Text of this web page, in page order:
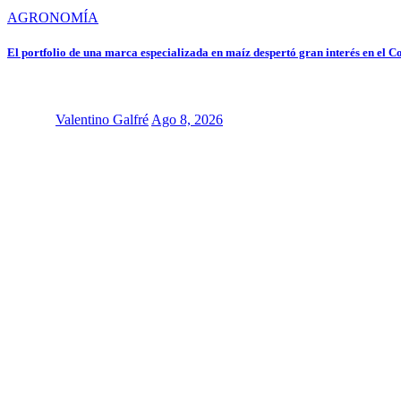
AGRONOMÍA
El portfolio de una marca especializada en maíz despertó gran interés en el
Valentino GalfréAgo 8, 2026